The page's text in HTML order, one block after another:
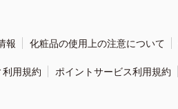
報 化粧品の使用上の注意について
用規約 ポイントサービス利用規約